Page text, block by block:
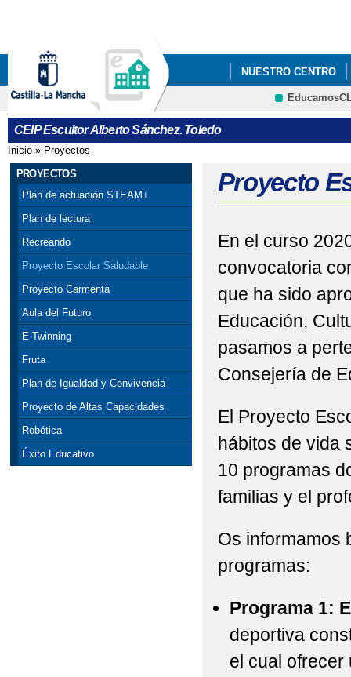
NUESTRO CENTRO
BLOG DEL CENTRO
PROCESO DE
CEIP Escultor Alberto Sánchez. Toledo
Se encuentra usted aquí
Inicio » Proyectos
PROYECTOS
Plan de actuación STEAM+
Plan de lectura
Recreando
Proyecto Escolar Saludable
Proyecto Carmenta
Aula del Futuro
E-Twinning
Fruta
Plan de Igualdad y Convivencia
Proyecto de Altas Capacidades
Robótica
Éxito Educativo
Proyecto
En el curso
convocatoria
que ha sido
Educación,
pasamos a
Consejería de
El Proyecto
hábitos de vida
10 programas
familias y el
Os informamos
programas:
Programa 1:
deportiva
el cual ofrecer